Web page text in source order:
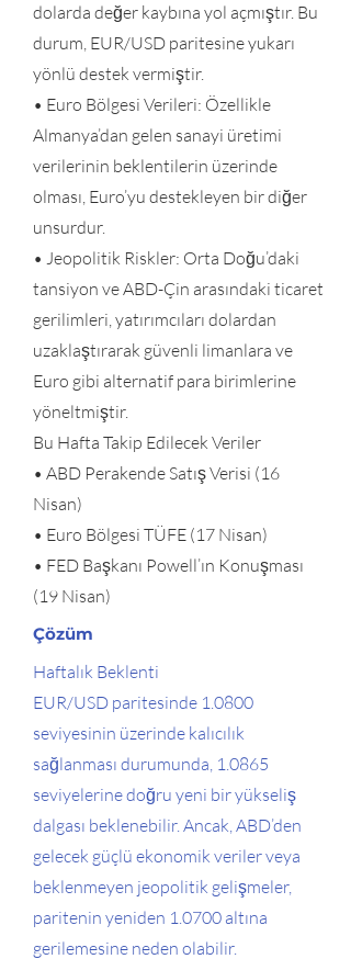
dolarda değer kaybına yol açmıştır. Bu
durum, EUR/USD paritesine yukarı
yönlü destek vermiştir.
• Euro Bölgesi Verileri: Özellikle
Almanya’dan gelen sanayi üretimi
verilerinin beklentilerin üzerinde
olması, Euro’yu destekleyen bir diğer
unsurdur.
• Jeopolitik Riskler: Orta Doğu’daki
tansiyon ve ABD-Çin arasındaki ticaret
gerilimleri, yatırımcıları dolardan
uzaklaştırarak güvenli limanlara ve
Euro gibi alternatif para birimlerine
yöneltmiştir.
Bu Hafta Takip Edilecek Veriler
• ABD Perakende Satış Verisi (16
Nisan)
• Euro Bölgesi TÜFE (17 Nisan)
• FED Başkanı Powell’ın Konuşması
(19 Nisan)
Çözüm
Haftalık Beklenti
EUR/USD paritesinde 1.0800
seviyesinin üzerinde kalıcılık
sağlanması durumunda, 1.0865
seviyelerine doğru yeni bir yükseliş
dalgası beklenebilir. Ancak, ABD’den
gelecek güçlü ekonomik veriler veya
beklenmeyen jeopolitik gelişmeler,
paritenin yeniden 1.0700 altına
gerilemesine neden olabilir.